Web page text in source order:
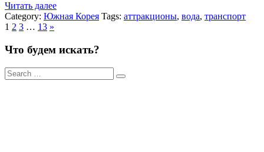
Читать далее
Category: Южная Корея Tags: аттракционы, вода, транспорт
1 2 3 … 13 »
Что будем искать?
Результаты
поиска